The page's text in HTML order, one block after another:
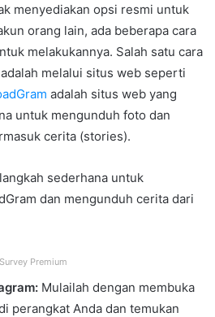
menyediakan opsi resmi untuk
orang lain, ada beberapa cara
melakukannya. Salah satu cara
melalui situs web seperti
adalah situs web yang
untuk mengunduh foto dan
cerita (stories).
sederhana untuk
dan mengunduh cerita dari
Survey Premium
Mulailah dengan membuka
perangkat Anda dan temukan